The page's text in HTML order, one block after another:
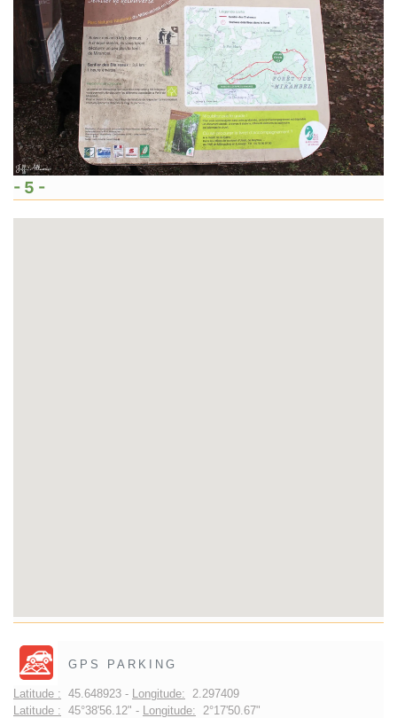
- 5 -
GPS PARKING
Latitude : 45.648923 - Longitude: 2.297409
Latitude : 45°38'56.12" - Longitude: 2°17'50.67"